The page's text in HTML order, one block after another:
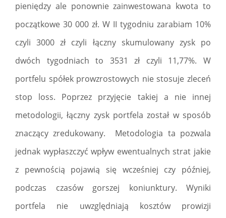
pieniędzy ale ponownie zainwestowana kwota to
początkowe 30 000 zł. W II tygodniu zarabiam 10%
czyli 3000 zł czyli łączny skumulowany zysk po
dwóch tygodniach to 3531 zł czyli 11,77%. W
portfelu spółek prowzrostowych nie stosuje zleceń
stop loss. Poprzez przyjęcie takiej a nie innej
metodologii, łączny zysk portfela został w sposób
znaczący zredukowany. Metodologia ta pozwala
jednak wypłaszczyć wpływ ewentualnych strat jakie
z pewnością pojawią się wcześniej czy później,
podczas czasów gorszej koniunktury. Wyniki
portfela nie uwzględniają kosztów prowizji